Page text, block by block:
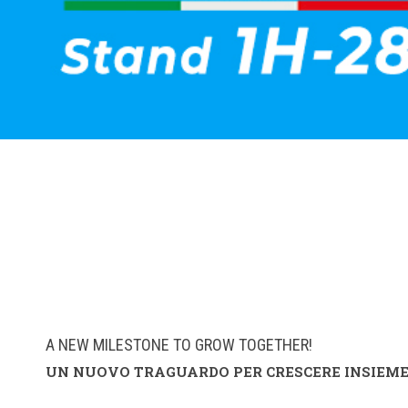
A NEW MILESTONE TO GROW TOGETHER!
UN NUOVO TRAGUARDO PER CRESCERE